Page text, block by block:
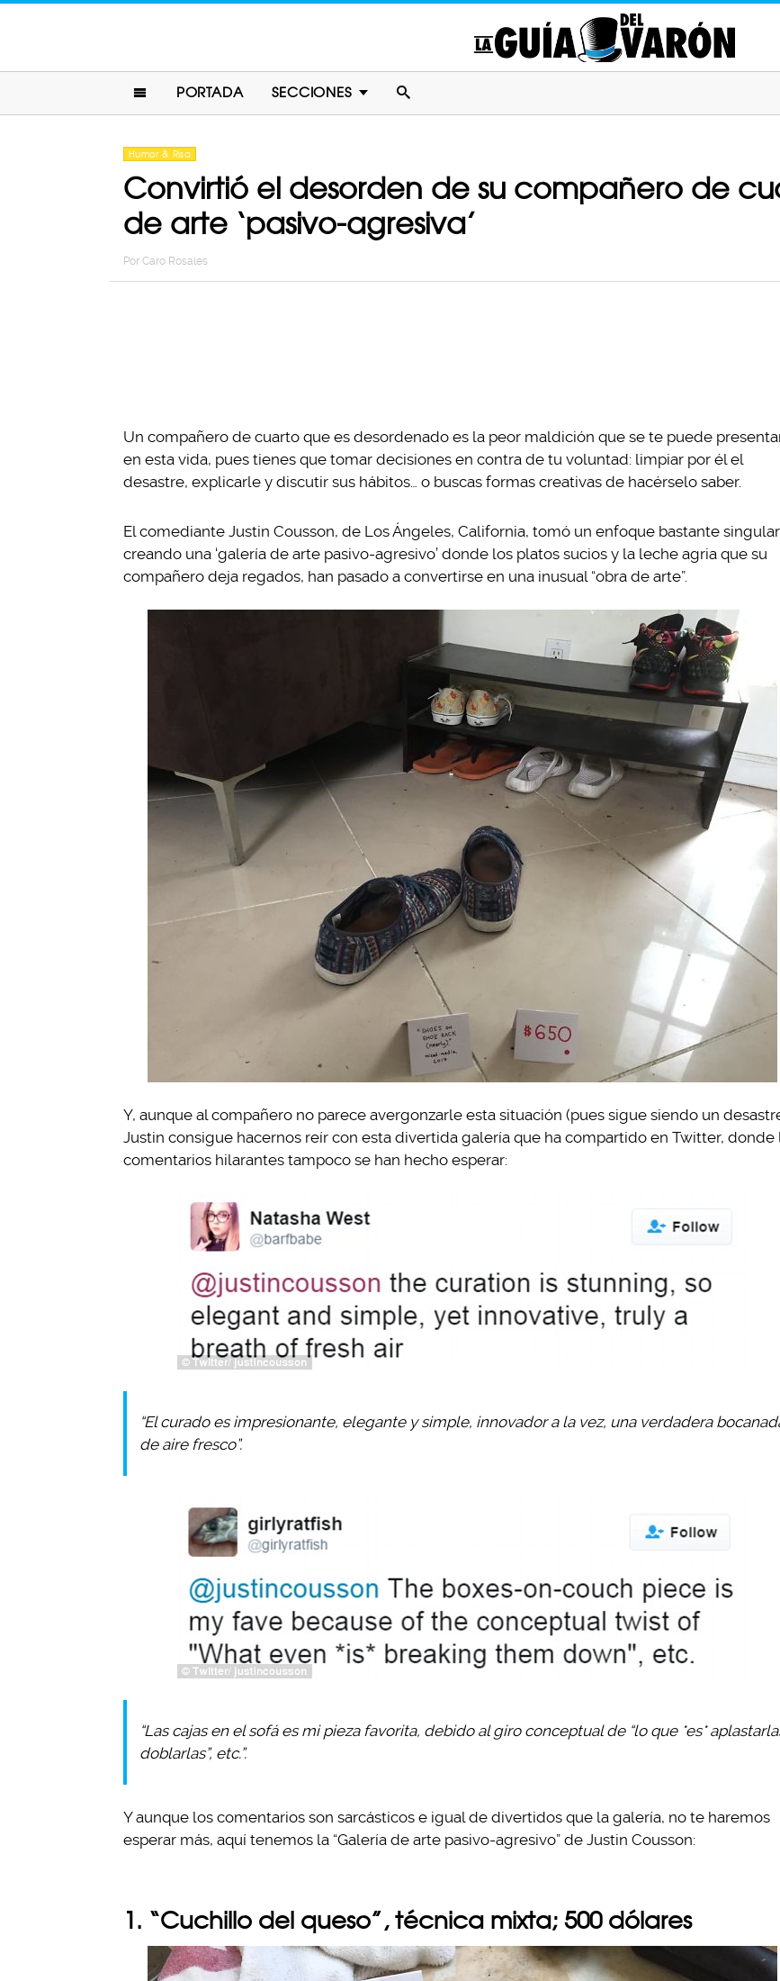
PORTADA SECCIONES
Humor & Risa
Convirtió el desorden de su compañero de
de arte ‘pasivo-agresiva’
Por Caro Rosales
Un compañero de cuarto que es desordenado es la peor maldición que se te puede
en esta vida, pues tienes que tomar decisiones en contra de tu voluntad: limpiar por él el
desastre, explicarle y discutir sus hábitos… o buscas formas creativas de hacérselo saber.
El comediante Justin Cousson, de Los Ángeles, California, tomó un enfoque bastante singular
creando una ‘galería de arte pasivo-agresivo’ donde los platos sucios y la leche agria que su
compañero deja regados, han pasado a convertirse en una inusual “obra de arte”.
Y, aunque al compañero no parece avergonzarle esta situación (pues sigue siendo un
Justin consigue hacernos reír con esta divertida galería que ha compartido en Twitter, donde
comentarios hilarantes tampoco se han hecho esperar:
“El curado es impresionante, elegante y simple, innovador a la vez, una verdadera
de aire fresco”.
“Las cajas en el sofá es mi pieza favorita, debido al giro conceptual de “lo que *es*
doblarlas”, etc.”.
Y aunque los comentarios son sarcásticos e igual de divertidos que la galería, no te haremos
esperar más, aquí tenemos la “Galería de arte pasivo-agresivo” de Justin Cousson:
1. “Cuchillo del queso”, técnica mixta; 500 dólares